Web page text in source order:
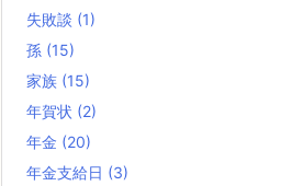
失敗談 (1)
孫 (15)
家族 (15)
年賀状 (2)
年金 (20)
年金支給日 (3)